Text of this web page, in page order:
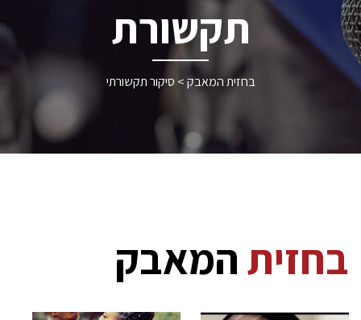
תקשורת
בחזית המאבק > סיקור תקשורתי
בחזיתהמאבק